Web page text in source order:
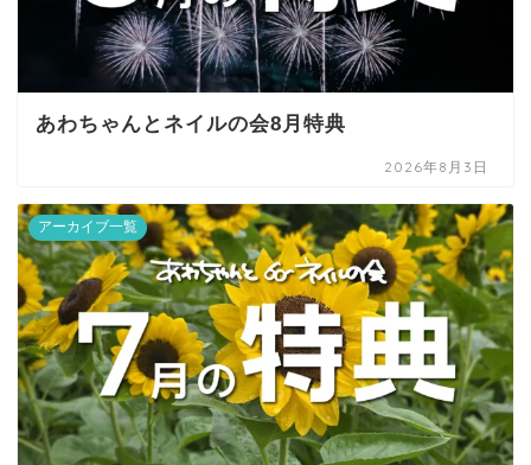
あわちゃんとネイルの会8月特典
2026年8月3日
アーカイブ一覧